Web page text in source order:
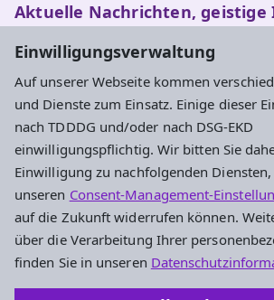
Einwilligungsverwaltung
Auf unserer Webseite kommen
und Dienste zum Einsatz. Einige dieser
nach TDDDG und/oder nach DSG-EKD
einwilligungspflichtig. Wir bitten Sie
Einwilligung zu nachfolgenden
unseren Consent-Management-
auf die Zukunft widerrufen können.
über die Verarbeitung Ihrer
finden Sie in unseren
Aktuelle Nachrichten, geistige
Newsletter entdecken
Adresse
Evangelisches Dekanat Rheingau-Taunus
Aarstraße 44
65232 Taunusstein
Tel. 06128-48 88 27